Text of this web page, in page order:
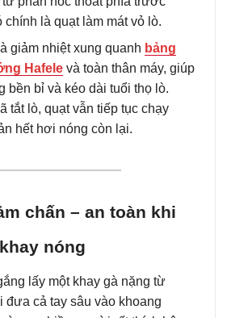
chính là quạt làm mát vỏ lò.
giảm nhiệt xung quanh bảng
Hafele và toàn thân máy, giúp
bền bỉ và kéo dài tuổi thọ lò.
tắt lò, quạt vẫn tiếp tục chạy
hết hơi nóng còn lại.
chấn – an toàn khi
nóng
lấy một khay gà nặng từ
đưa cả tay sâu vào khoang